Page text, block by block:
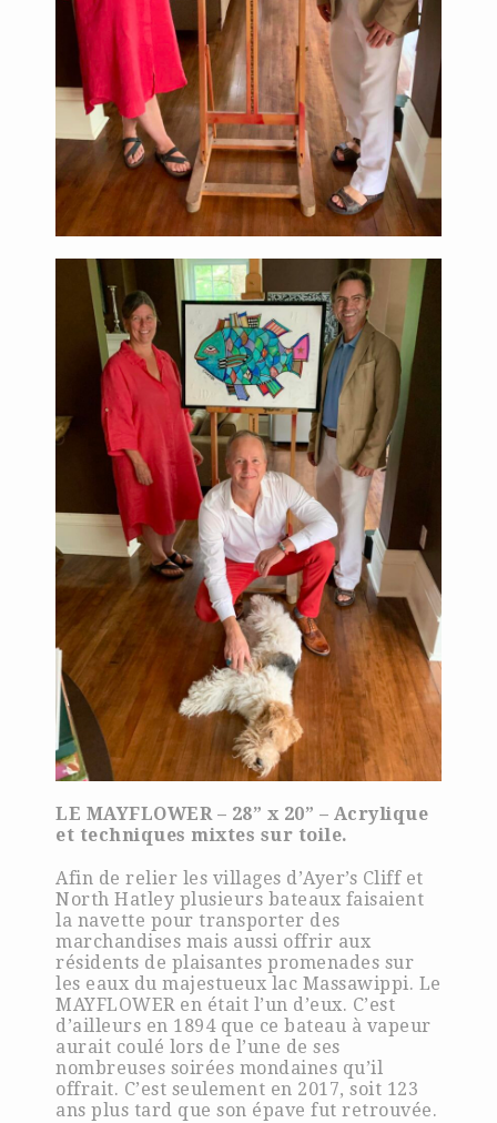
LE MAYFLOWER – 28” x 20” – Acrylique
et techniques mixtes sur toile.
Afin de relier les villages d’Ayer’s Cliff et
North Hatley plusieurs bateaux faisaient
la navette pour transporter des
marchandises mais aussi offrir aux
résidents de plaisantes promenades sur
les eaux du majestueux lac Massawippi. Le
MAYFLOWER en était l’un d’eux. C’est
d’ailleurs en 1894 que ce bateau à vapeur
aurait coulé lors de l’une de ses
nombreuses soirées mondaines qu’il
offrait. C’est seulement en 2017, soit 123
ans plus tard que son épave fut retrouvée.